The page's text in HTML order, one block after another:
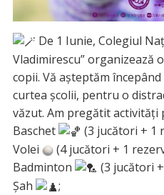
De 1 Iunie, Colegiul
Vladimirescu” organizează
copii. Vă așteptăm
curtea școlii, pentru o
văzut. Am pregătit activități
Baschet
(3 jucători + 1
Volei
(4 jucători + 1
Badminton
(3 jucători
Șah
;